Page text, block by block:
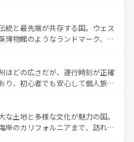
地であるランス、プロヴァンスの
ど、多彩な楽しみ方が可能だ。さ
も魅力が溢れており、どの街角に
れぞれで全く異なる文化を体験で
お、新着のフランス情報はコンテンツ一覧
を歩いても飽きることがない。ベ
イエルン州のアルプスの絶景、そ
ン畑といった風景は必見。ビール
てほしい。 なお、新着の
一覧を参照してほしい。
統と最先端が共存する国。ウェス
博物館のようなランドマーク、歴
ある。また、優雅なアフタヌーン
たまらない英国パブ、サッカー観
できる体験も豊富。イギリスを旅
。
ほどの広さだが、運行時刻が正確
り、初心者でも安心して個人旅行
や、スイスならではのユニークな
観光だけでなく町歩きも満喫する
得が高いため物価も高いが、旅行
な土地と多様な文化が魅力の国。
岸のカリフォルニアまで、訪れる